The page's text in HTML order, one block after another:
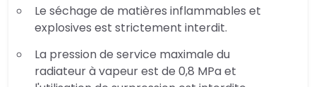
Le séchage de matières inflammables et
explosives est strictement interdit.
La pression de service maximale du
radiateur à vapeur est de 0,8 MPa et